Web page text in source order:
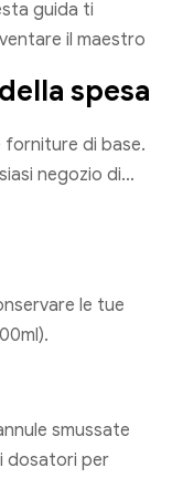
guida ti
il maestro
spesa
forniture di base.
negozio di
le tue
smussate
dosatori per